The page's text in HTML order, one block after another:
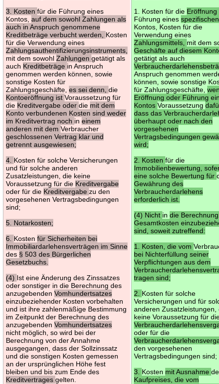
3. Kostenfür die Führung eines
Kontos,auf dem sowohl Zahlungen als
auch in Anspruch genommene
Kreditbeträge verbucht werden, Kosten
für die Verwendung eines
Zahlungsauthentifizierungsinstruments,
mit dem sowohlZahlungengetätigt als
auch Kreditbeträge in Anspruch
genommen werden können, sowie
sonstige Kosten für
Zahlungsgeschäfte,es sei denn,die
Kontoeröffnung istVoraussetzung für
die Kreditvergabe oderdie mit dem
Konto verbundenen Kosten sind weder
im Kreditvertrag noch ineinem
anderen mit demVerbraucher
geschlossenen Vertrag klar und
getrennt ausgewiesen;
4. Kosten für solche Versicherungen
und für solche anderen
Zusatzleistungen, die keine
Voraussetzung für die Kreditvergabe
oder für die Kreditvergabezu den
vorgesehenen Vertragsbedingungen
sind;
5. Notarkosten;
6. Kostenfür Sicherheiten bei
Immobiliardarlehensverträgen im Sinne
des § 503 des Bürgerlichen
Gesetzbuchs.
(4) Ist eine Änderung des Zinssatzes
oder sonstiger in die Berechnung des
anzugebendenVomhundertsatzes
einzubeziehender Kosten vorbehalten
und ist ihre zahlenmäßige Bestimmung
im Zeitpunkt der Berechnung des
anzugebendenVomhundertsatzes
nicht möglich, so wird bei der
Berechnung von der Annahme
ausgegangen, dass der Sollzinssatz
und die sonstigen Kosten gemessen
an der ursprünglichen Höhe fest
bleiben und bis zum Ende des
Kreditvertragesgelten.
1. Kosten für die Eröffnung
Führung einesspezifischen
Kontos, Kosten für die
Verwendung eines
Zahlungsmittels, mit dem
Geschäfte auf diesem
getätigt als auch
Anspruch genommen
können, sowie sonstige
für Zahlungsgeschäfte,
Eröffnung oder Führung
KontosVoraussetzung
dass das
überhaupt oder nach den
vorgesehenen
Vertragsbedingungen
wird;
2. Kostenfür die
Immobilienbewertung,
eine solche Bewertung für
Gewährung des
Verbraucherdarlehens
erforderlich ist.
(4) Nicht indie
Gesamtkosten
sind, soweit zutreffend:
1. Kosten, die vom
bei Nichterfüllung seiner
Verpflichtungen aus dem
tragen sind;
2. Kosten für solche
Versicherungen und für
anderen Zusatzleistungen,
keine Voraussetzung für
oder für die
den vorgesehenen
Vertragsbedingungen sind;
3. Kosten mit Ausnahme
Kaufpreises, die vom